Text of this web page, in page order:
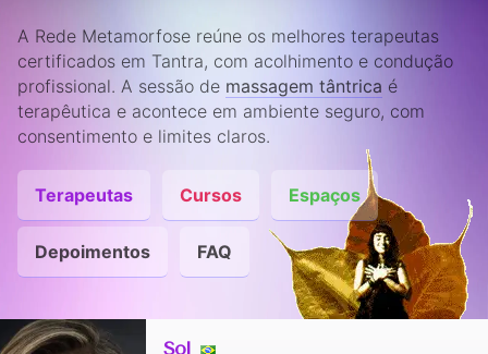
A Rede Metamorfose reúne os melhores terapeutas
certificados em Tantra, com acolhimento e condução
profissional. A sessão de massagem tântrica é
terapêutica e acontece em ambiente seguro, com
consentimento e limites claros.
Terapeutas Cursos Espaços
Depoimentos FAQ
Sol